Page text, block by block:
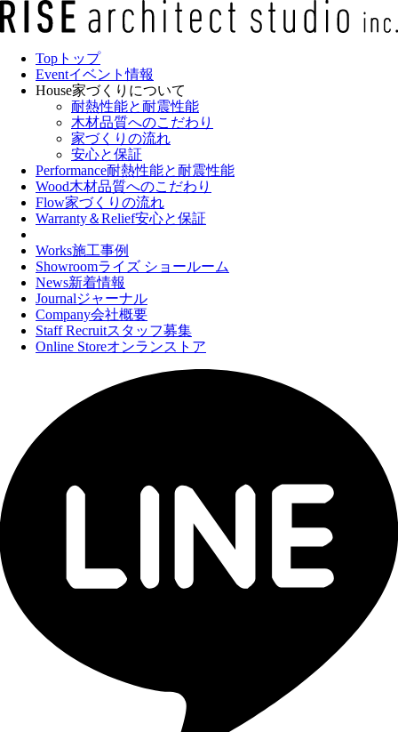
Top トップ
Eventイベント情報
House家づくりについて
耐熱性能と耐震性能
木材品質へのこだわり
家づくりの流れ
安心と保証
Performance耐熱性能と耐震性能
Wood木材品質へのこだわり
Flow家づくりの流れ
Warranty＆Relief安心と保証
Works施工事例
Showroomライズ ショールーム
News新着情報
Journalジャーナル
Company会社概要
Staff Recruitスタッフ募集
Online Storeオンランストア